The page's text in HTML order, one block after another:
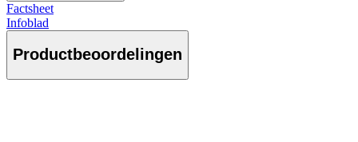
Factsheet
Infoblad
Productbeoordelingen